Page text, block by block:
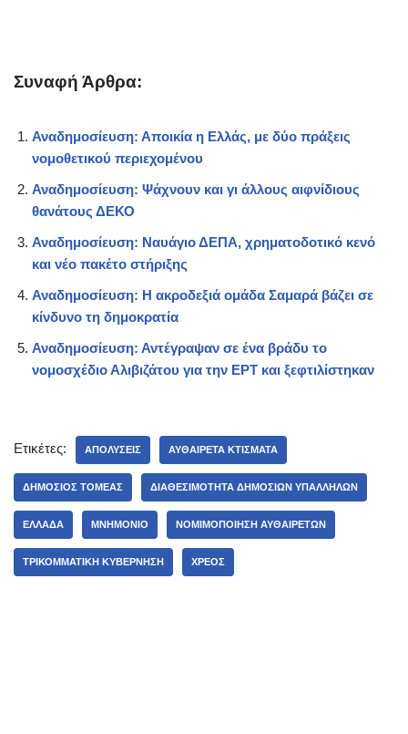
Συναφή Άρθρα:
Αναδημοσίευση: Αποικία η Ελλάς, με δύο πράξεις
νομοθετικού περιεχομένου
Αναδημοσίευση: Ψάχνουν και γι άλλους αιφνίδιους
θανάτους ΔΕΚΟ
Αναδημοσίευση: Nαυάγιο ΔΕΠΑ, χρηματοδοτικό κενό
και νέο πακέτο στήριξης
Αναδημοσίευση: Η ακροδεξιά ομάδα Σαμαρά βάζει σε
κίνδυνο τη δημοκρατία
Αναδημοσίευση: Αντέγραψαν σε ένα βράδυ το
νομοσχέδιο Αλιβιζάτου για την ΕΡΤ και ξεφτιλίστηκαν
Ετικέτες: ΑΠΟΛΎΣΕΙΣ ΑΥΘΑΊΡΕΤΑ ΚΤΊΣΜΑΤΑ
ΔΗΜΌΣΙΟΣ ΤΟΜΈΑΣ ΔΙΑΘΕΣΙΜΌΤΗΤΑ ΔΗΜΟΣΊΩΝ ΥΠΑΛΛΉΛΩΝ
ΕΛΛΆΔΑ ΜΝΗΜΌΝΙΟ ΝΟΜΙΜΟΠΟΊΗΣΗ ΑΥΘΑΙΡΈΤΩΝ
ΤΡΙΚΟΜΜΑΤΙΚΉ ΚΥΒΈΡΝΗΣΗ ΧΡΈΟΣ